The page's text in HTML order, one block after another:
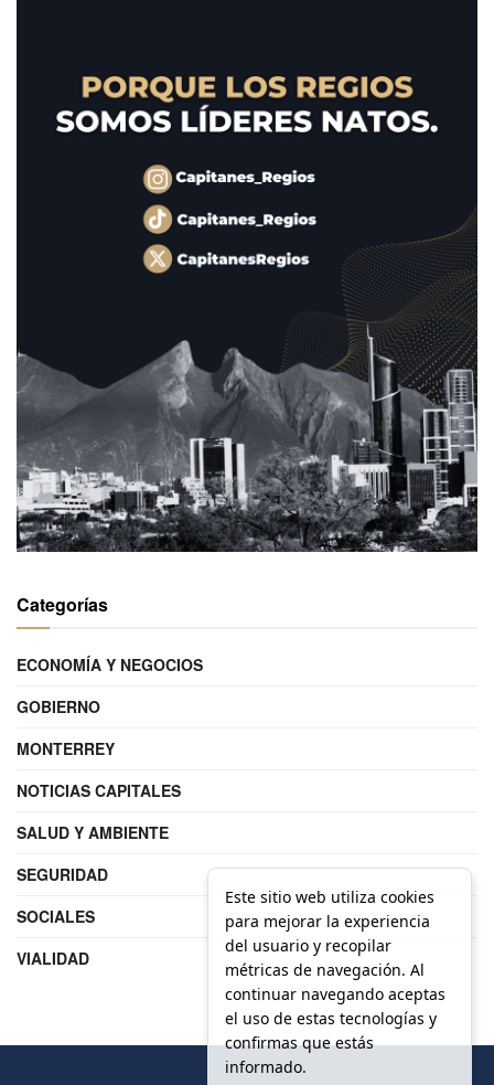
Categorías
ECONOMÍA Y NEGOCIOS
GOBIERNO
MONTERREY
NOTICIAS CAPITALES
SALUD Y AMBIENTE
SEGURIDAD
SOCIALES
VIALIDAD
Este sitio web utiliza cookies
para mejorar la experiencia
del usuario y recopilar
métricas de navegación. Al
continuar navegando aceptas
el uso de estas tecnologías y
confirmas que estás
informado.